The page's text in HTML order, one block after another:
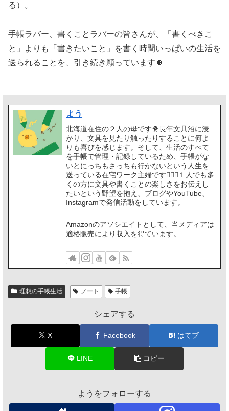
る）。
手帳ラバー、書くことラバーの皆さんが、「書くべきこ
と」よりも「書きたいこと」を書く時間いっぱいの生活を
送られることを、引き続き願っています🍀
よう
北海道在住の２人の母です🐥長年文具沼に浸
かり、文具を見たり触ったりすることに何よ
りも喜びを感じます。そして、生活のすべて
を手帳で管理・記録しているため、手帳がな
いとにっちもさっちも行かないという人生を
送っている在宅ワーク主婦です🙋🏻‍♀️１人でも多
くの方に文具や書くことの楽しさをお伝えし
たいという野望を抱え、ブログやYouTube、
Instagramで発信活動をしています。
Amazonのアソシエイトとして、当メディアは
適格販売により収入を得ています。
理想の手帳生活 ノート 手帳
シェアする
X Facebook はてブ
LINE コピー
ようをフォローする